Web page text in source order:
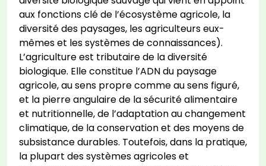
aux fonctions clé de l’écosystème agricole, la
diversité des paysages, les agriculteurs eux-
mêmes et les systèmes de connaissances).
L’agriculture est tributaire de la diversité
biologique. Elle constitue l’ADN du paysage
agricole, au sens propre comme au sens figuré,
et la pierre angulaire de la sécurité alimentaire
et nutritionnelle, de l’adaptation au changement
climatique, de la conservation et des moyens de
subsistance durables. Toutefois, dans la pratique,
la plupart des systèmes agricoles et